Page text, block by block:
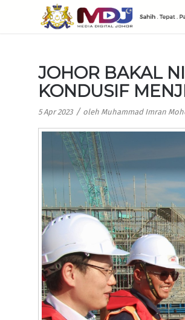
JOHOR BAKAL
KONDUSIF
5 Apr 2023 / oleh Muhammad Imran